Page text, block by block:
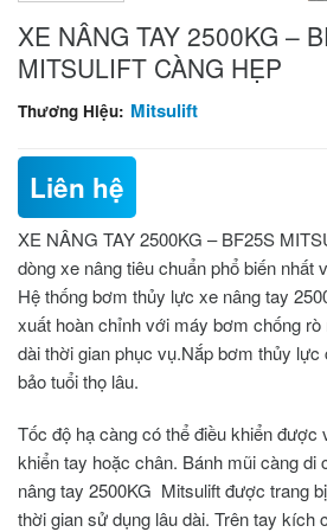
XE NÂNG TAY 2500KG –
MITSULIFT CÀNG HẸP
Thương Hiệu: Mitsulift
Liên hệ
XE NÂNG TAY 2500KG – BF25S
dòng xe nâng tiêu chuẩn phổ biến nhất
Hệ thống bơm thủy lực xe nâng tay
xuất hoàn chỉnh với máy bơm chống
dài thời gian phục vụ.Nắp bơm thủy lực
bảo tuổi thọ lâu.
Tốc độ hạ càng có thể điều khiển được
khiển tay hoặc chân. Bánh mũi càng di
nâng tay 2500KG Mitsuliftđược trang
thời gian sử dụng lâu dài. Trên tay kích